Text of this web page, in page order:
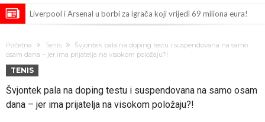
Liverpool i Arsenal u borbi za igrača koji vrijedi 69 miliona eura!
napokon poznat
Engleski reprezentativac optužen za napad u noćnom klubu
Suđenje o smrti Maradone: Noge su mu bile natečene, nije se htio
oprati
Ko je uvjerio Rodrija da izabere Barcelonu?
Početna Tenis
Švjontek pala na doping testu i suspendovana na samo
osam dana – jer ima prijatelja na visokom položaju?!
TENIS
Švjontek pala na doping testu i suspendovana na samo osam
dana – jer ima prijatelja na visokom položaju?!